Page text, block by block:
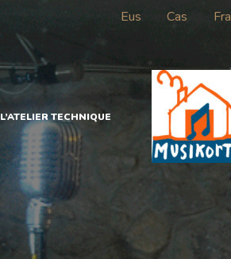
Eus Cas Fra
L’ATELIER TECHNIQUE